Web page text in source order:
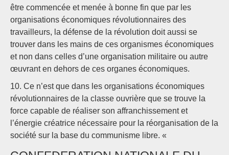
être commencée et menée à bonne fin que par les
organisations économiques révolutionnaires des
travailleurs, la défense de la révolution doit aussi se
trouver dans les mains de ces organismes économiques
et non dans celles d’une organisation militaire ou autre
œuvrant en dehors de ces organes économiques.
10. Ce n’est que dans les organisations économiques
révolutionnaires de la classe ouvrière que se trouve la
force capable de réaliser son affranchissement et
l’énergie créatrice nécessaire pour la réorganisation de la
société sur la base du communisme libre. «